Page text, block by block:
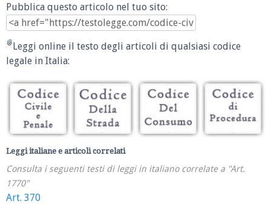
Pubblica questo articolo nel tuo sito:
Leggi online il testo degli articoli di qualsiasi codice
legale in Italia:
Leggi italiane e articoli correlati
Consulta i seguenti testi di leggi in italiano correlate a "Art.
1770"
Art. 370